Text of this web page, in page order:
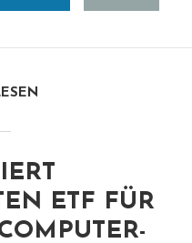
ETF FÜR